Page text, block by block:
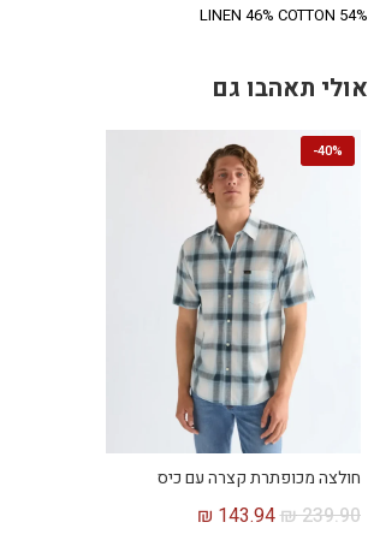
54% LINEN 46% COTTON
אולי תאהבו גם
40%
-
חולצה מכופתרת קצרה עם כיס
₪239.90
₪ 143.94